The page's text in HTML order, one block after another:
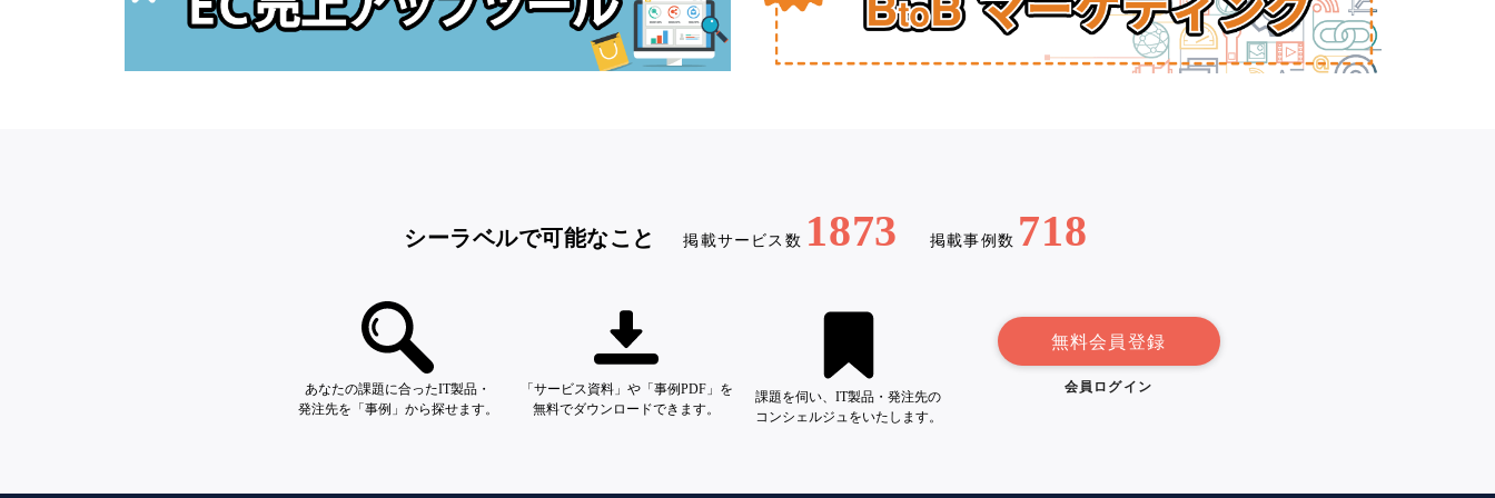
シーラベルで可能なこと 掲載サービス数 1873 掲載事例数 718
あなたの課題に合ったIT製品・
発注先を「事例」から探せます。
「サービス資料」や「事例PDF」を
無料でダウンロードできます。
課題を伺い、IT製品・発注先の
コンシェルジュをいたします。
無料会員登録
会員ログイン